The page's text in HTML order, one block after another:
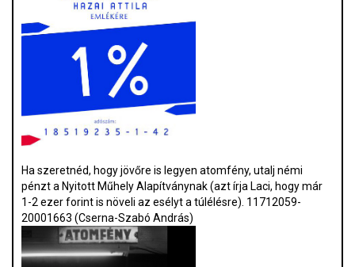
Ha szeretnéd, hogy jövőre is legyen atomfény, utalj némi
pénzt a Nyitott Műhely Alapítványnak (azt írja Laci, hogy már
1-2 ezer forint is növeli az esélyt a túlélésre). 11712059-
20001663 (Cserna-Szabó András)